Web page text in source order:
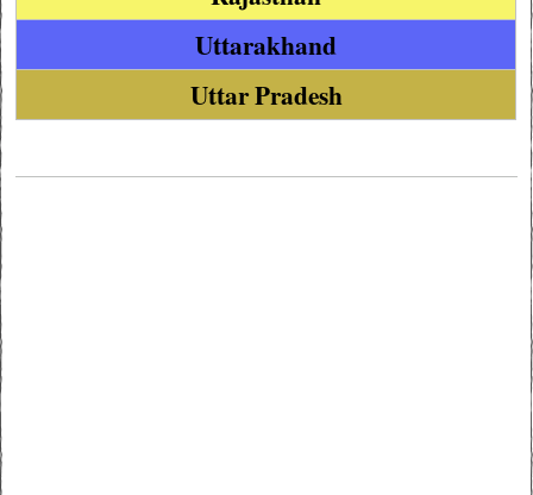
Uttarakhand
Uttar Pradesh